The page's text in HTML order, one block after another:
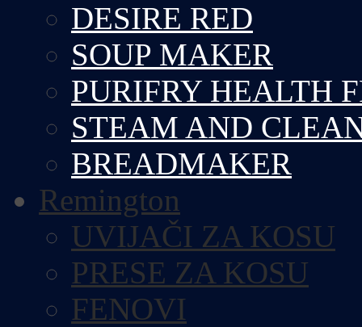
DESIRE RED
SOUP MAKER
PURIFRY HEALTH
STEAM AND
BREADMAKER
Remington
UVIJAČI ZA KOSU
PRESE ZA KOSU
FENOVI